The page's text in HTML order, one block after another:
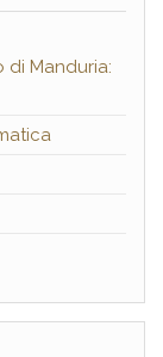
di Manduria: